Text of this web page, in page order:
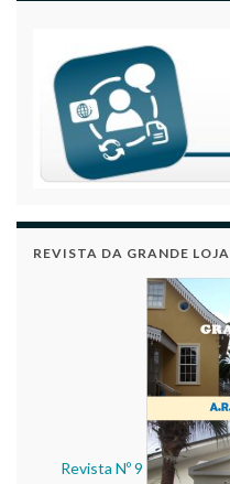
REVISTA DA GRANDE LOJA
Revista Nº 9